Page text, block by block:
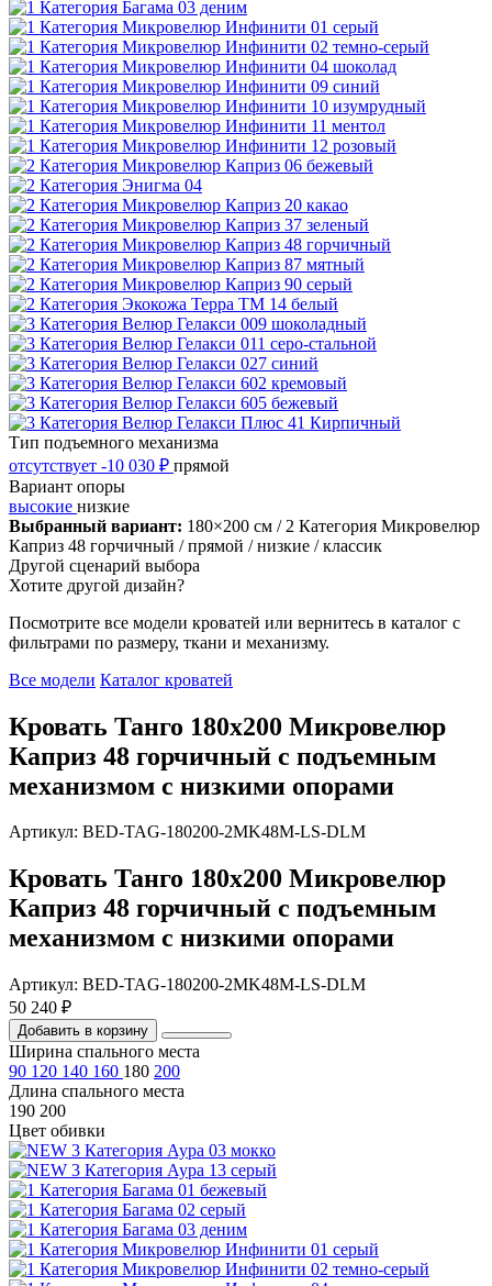
Тип подъемного механизма
отсутствует -10 030 ₽ прямой
Вариант опоры
высокие низкие
Выбранный вариант: 180×200 см / 2 Категория Микровелюр
Каприз 48 горчичный / прямой / низкие / классик
Другой сценарий выбора
Хотите другой дизайн?
Посмотрите все модели кроватей или вернитесь в каталог с
фильтрами по размеру, ткани и механизму.
Все модели Каталог кроватей
Кровать Танго 180х200 Микровелюр
Каприз 48 горчичный с подъемным
механизмом с низкими опорами
Артикул: BED-TAG-180200-2MK48M-LS-DLM
Кровать Танго 180х200 Микровелюр
Каприз 48 горчичный с подъемным
механизмом с низкими опорами
Артикул: BED-TAG-180200-2MK48M-LS-DLM
50 240 ₽
Добавить в корзину
Ширина спального места
90 120 140 160 180 200
Длина спального места
190 200
Цвет обивки